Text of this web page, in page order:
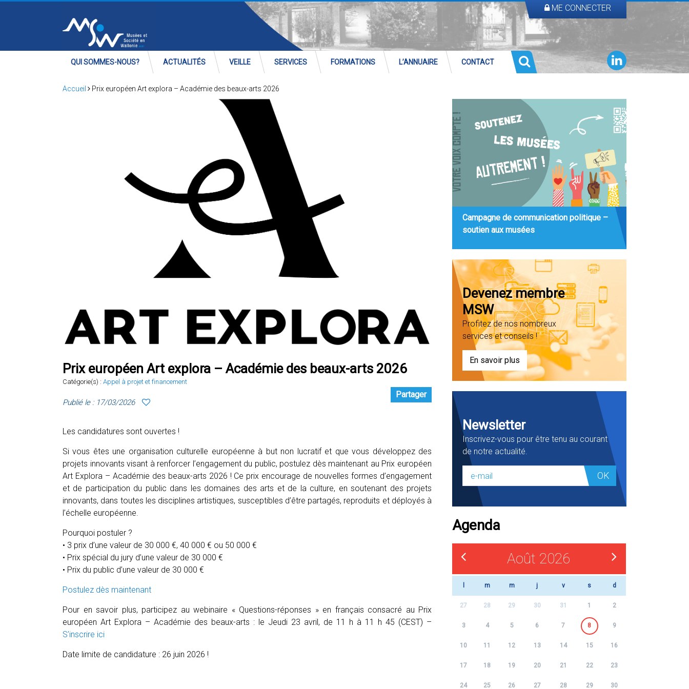
ME CONNECTER
QUI SOMMES-NOUS? ACTUALITÉS VEILLE SERVICES FORMATIONS L’ANNUAIRE CONTACT
Accueil Prix européen Art explora – Académie des beaux-arts 2026
Prix européen Art explora – Académie des beaux-arts 2026
Catégorie(s) : Appel à projet et financement
Publié le : 17/03/2026
Partager
Les candidatures sont ouvertes !
Si vous êtes une organisation culturelle européenne à but non lucratif et que vous développez des
projets innovants visant à renforcer l’engagement du public, postulez dès maintenant au Prix européen
Art Explora – Académie des beaux-arts 2026 ! Ce prix encourage de nouvelles formes d’engagement
et de participation du public dans les domaines des arts et de la culture, en soutenant des projets
innovants, dans toutes les disciplines artistiques, susceptibles d’être partagés, reproduits et déployés à
l’échelle européenne.
Pourquoi postuler ?
• 3 prix d’une valeur de 30 000 €, 40 000 € ou 50 000 €
• Prix spécial du jury d’une valeur de 30 000 €
• Prix du public d’une valeur de 30 000 €
Postulez dès maintenant
Pour en savoir plus, participez au webinaire « Questions-réponses » en français consacré au Prix
européen Art Explora – Académie des beaux-arts : le Jeudi 23 avril, de 11 h à 11 h 45 (CEST) –
S’inscrire ici
Date limite de candidature : 26 juin 2026 !
Campagne de communication politique –
soutien aux musées
Devenez membre
MSW
Profitez de nos nombreux
services et conseils !
En savoir plus
Newsletter
Inscrivez-vous pour être tenu au courant
de notre actualité.
OK
Agenda
Août 2026
m m j v s d
27 28 29 30 31 1 2
3 4 5 6 7 8 9
10 11 12 13 14 15 16
17 18 19 20 21 22 23
24 25 26 27 28 29 30